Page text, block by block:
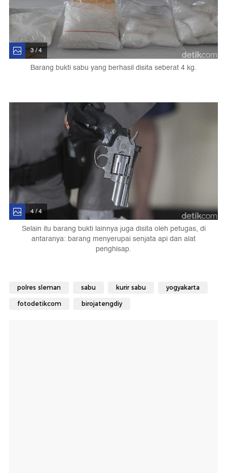
3 / 4
Barang bukti sabu yang berhasil disita seberat 4 kg.
4 / 4
Selain itu barang bukti lainnya juga disita oleh petugas, di
antaranya: barang menyerupai senjata api dan alat
penghisap.
polres sleman sabu kurir sabu yogyakarta
fotodetikcom birojatengdiy